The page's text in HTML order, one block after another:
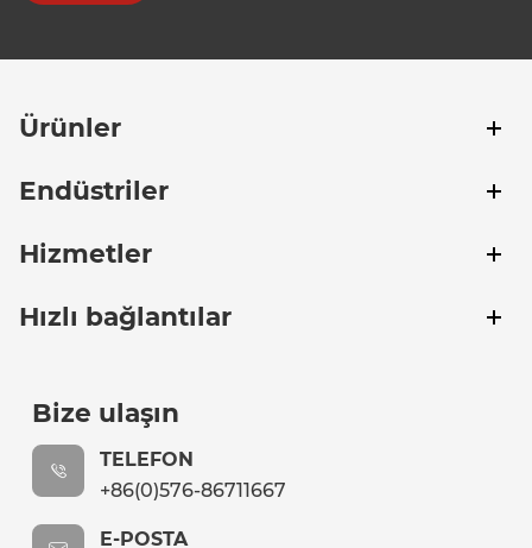
Ürünler
Endüstriler
Hizmetler
Hızlı bağlantılar
Bize ulaşın
TELEFON
+86(0)576-86711667
E-POSTA